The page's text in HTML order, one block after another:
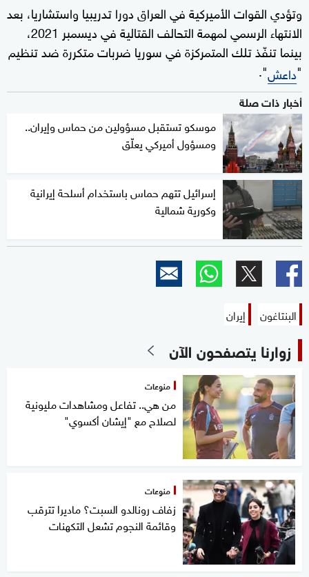
وتؤدي القوات الأميركية في العراق دورا تدريبيا واستشاريا، بعد
الانتهاء الرسمي لمهمة التحالف القتالية في ديسمبر 2021،
بينما تنفّذ تلك المتمركزة في سوريا ضربات متكررة ضد تنظيم
"داعش".
أخبار ذات صلة
موسكو تستقبل مسؤولين من حماس وإيران..
ومسؤول أميركي يعلّق
إسرائيل تتهم حماس باستخدام أسلحة إيرانية
وكورية شمالية
البنتاغون إيران
زوارنا يتصفحون الآن
منوعات
من هي.. تفاعل ومشاهدات مليونية
لصلاح مع "إيشان أكسوي"
منوعات
زفاف رونالدو السبت؟ ماديرا تترقب
وقائمة النجوم تشعل التكهنات